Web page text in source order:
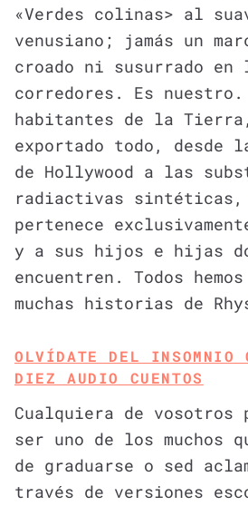
«Verdes colinas> al
venusiano; jamás un
croado ni susurrado en
corredores. Es
habitantes de la
exportado todo, desde
de Hollywood a las
radiactivas sintéticas,
pertenece
y a sus hijos e hijas
encuentren. Todos
muchas historias de
OLVÍDATE DEL INSOMNIO
DIEZ AUDIO CUENTOS
Cualquiera de vosotros
ser uno de los muchos
de graduarse o sed
través de versiones